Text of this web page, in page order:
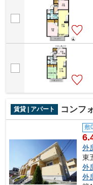
賃貸 | アパート コンフ
敷
外
東
外
外